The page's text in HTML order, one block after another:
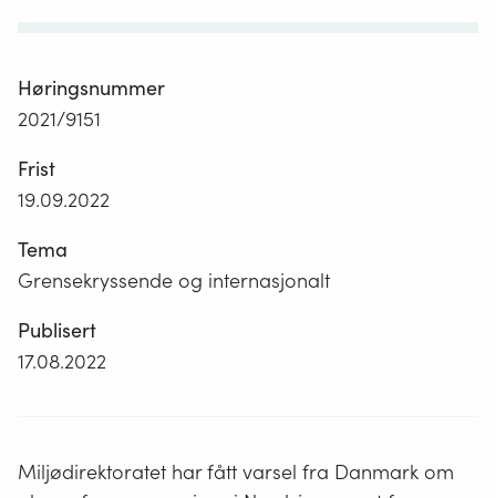
Høringsnummer
2021/9151
Frist
19.09.2022
Tema
Grensekryssende og internasjonalt
Publisert
17.08.2022
Miljødirektoratet har fått varsel fra Danmark om